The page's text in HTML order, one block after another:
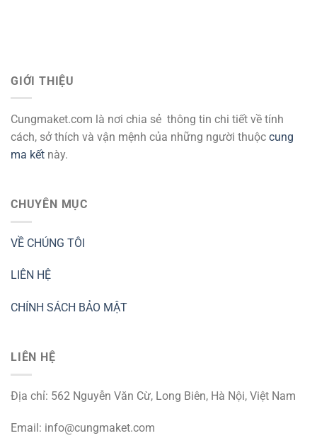
GIỚI THIỆU
Cungmaket.com là nơi chia sẻ thông tin chi tiết về tính
cách, sở thích và vận mệnh của những người thuộc cung
ma kết này.
CHUYÊN MỤC
VỀ CHÚNG TÔI
LIÊN HỆ
CHÍNH SÁCH BẢO MẬT
LIÊN HỆ
Địa chỉ: 562 Nguyễn Văn Cừ, Long Biên, Hà Nội, Việt Nam
Email: info@cungmaket.com